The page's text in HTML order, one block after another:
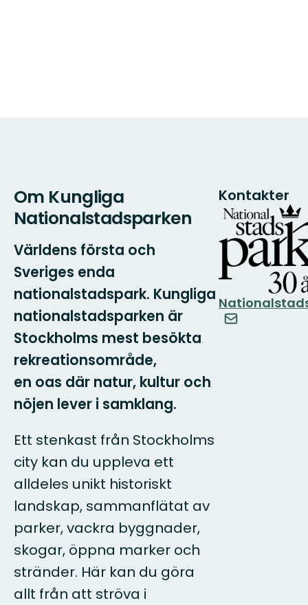
Om Kungliga
Nationalstadsparken
Världens första och
Sveriges enda
nationalstadspark. Kungliga
nationalstadsparken är
Stockholms mest besökta
rekreationsområde,
en oas där natur, kultur och
nöjen lever i samklang.
Ett stenkast från Stockholms
city kan du uppleva ett
alldeles unikt historiskt
landskap, sammanflätat av
parker, vackra byggnader,
skogar, öppna marker och
stränder. Här kan du göra
allt från att ströva i
Kontakter